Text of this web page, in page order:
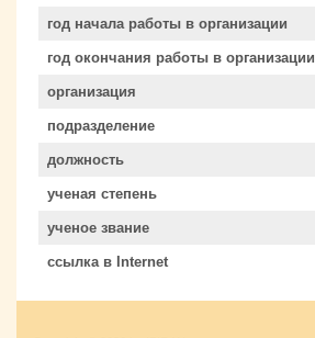
год начала работы в организации
год окончания работы в организации
организация
подразделение
должность
ученая степень
ученое звание
ссылка в Internet